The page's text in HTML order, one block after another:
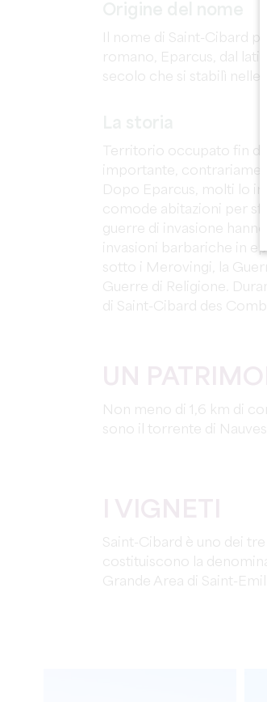
Il nome di Saint-Cibard
romano, Eparcus, dal
secolo che si stabilì nelle
Territorio occupato fin
importante,
Dopo Eparcus, molti lo
comode abitazioni per
guerre di invasione
invasioni barbariche in
sotto i Merovingi, la
Guerre di Religione.
di Saint-Cibard des
Non meno di 1,6 km di
sono il torrente di
Saint-Cibard è uno dei
costituiscono la
Grande Area di Saint-